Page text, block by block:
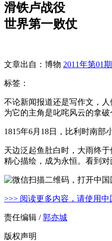
滑铁卢战役
世界第一败仗
文章出自：博物 2011年第01期
标签：
不论新闻报道还是写作文，
为它的主角是叱咤风云的拿
1815年6月18日，比利时南部
天边泛起鱼肚白时，大雨终
精心描绘，成为永恒。看到
>>> 阅读更多内容，请使用
责任编辑 /郭亦城
版权声明